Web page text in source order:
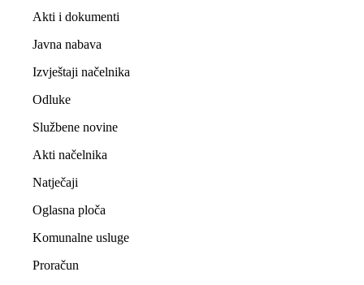
Akti i dokumenti
Javna nabava
Izvještaji načelnika
Odluke
Službene novine
Akti načelnika
Natječaji
Oglasna ploča
Komunalne usluge
Proračun